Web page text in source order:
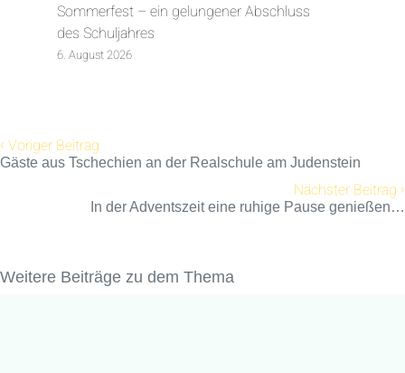
Sommerfest – ein gelungener Abschluss
des Schuljahres
6. August 2026
‹ Voriger Beitrag
Gäste aus Tschechien an der Realschule am Judenstein
Nächster Beitrag ›
In der Adventszeit eine ruhige Pause genießen…
Weitere Beiträge zu dem Thema